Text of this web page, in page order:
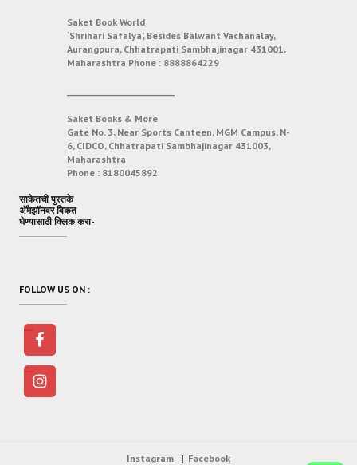
Saket Book World
‘Shrihari Safalya’, Besides Balwant Vachanalay,
Aurangpura, Chhatrapati Sambhajinagar 431001,
Maharashtra Phone : 8888864229
Saket Books & More
Gate No. 3, Near Sports Canteen, MGM Campus, N-
6, CIDCO, Chhatrapati Sambhajinagar 431003,
Maharashtra
Phone : 8180045892
साकेतची पुस्तके
अ‍ॅमेझॉनवर विकत
घेण्यासाठी क्लिक करा-
FOLLOW US ON :
Instagram Facebook